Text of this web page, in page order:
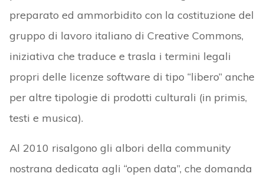
preparato ed ammorbidito con la costituzione del
gruppo di lavoro italiano di Creative Commons,
iniziativa che traduce e trasla i termini legali
propri delle licenze software di tipo “libero” anche
per altre tipologie di prodotti culturali (in primis,
testi e musica).
Al 2010 risalgono gli albori della community
nostrana dedicata agli “open data”, che domanda